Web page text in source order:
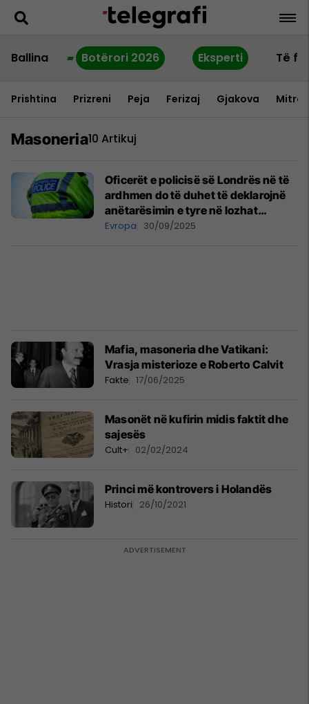
Ballina Botërori 2026 Eksperti Të
Prishtina Prizreni Peja Ferizaj Gjakova
Masoneria10 Artikuj
Oficerët e policisë së Londrës në të
ardhmen do të duhet të deklarojnë
anëtarësimin e tyre në lozhat
masonike
Evropa 30/09/2025
Mafia, masoneria dhe Vatikani:
Vrasja misterioze e Roberto Calvit
Fakte 17/06/2025
Masonët në kufirin midis faktit dhe
sajesës
Cult+ 02/02/2024
Princi më kontrovers i Holandës
Histori 26/10/2021